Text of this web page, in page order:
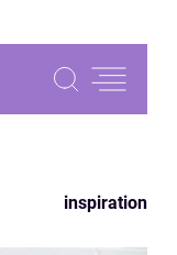
inspiration